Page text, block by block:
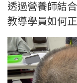
透過營養師結
教導學員如何